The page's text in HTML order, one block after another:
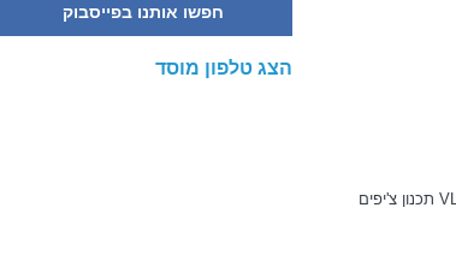
חפשו אותנו בפייסבוק
הצג טלפון מוסד
תכנון צ'יפים